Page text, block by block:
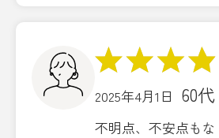
2025年4月1日 60
不明点、不安点も